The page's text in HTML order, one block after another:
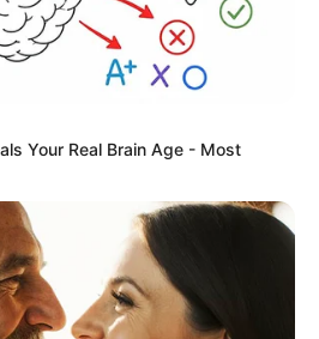
Your Real Brain Age - Most